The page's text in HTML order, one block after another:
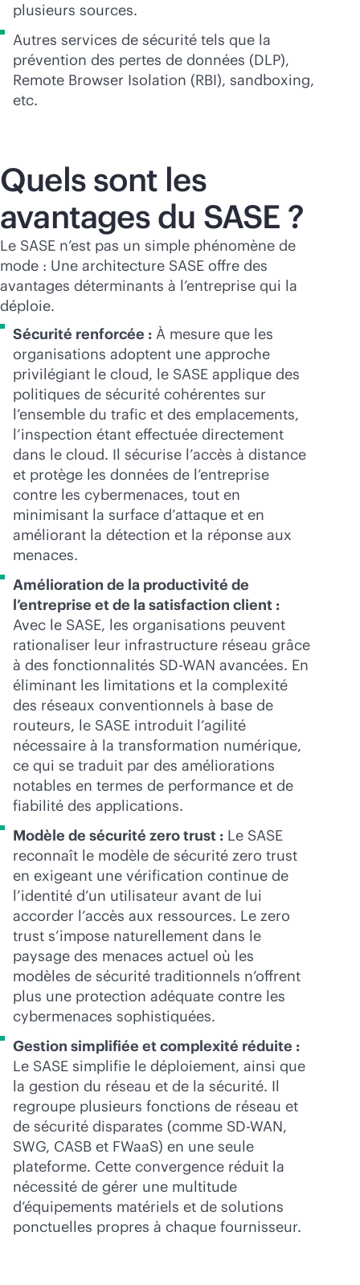
plusieurs sources.
Autres services de sécurité tels que la
prévention des pertes de données (DLP),
Remote Browser Isolation (RBI), sandboxing,
etc.
Quels sont les
avantages du SASE ?
Le SASE n’est pas un simple phénomène de
mode : Une architecture SASE offre des
avantages déterminants à l’entreprise qui la
déploie.
Sécurité renforcée : À mesure que les
organisations adoptent une approche
privilégiant le cloud, le SASE applique des
politiques de sécurité cohérentes sur
l’ensemble du trafic et des emplacements,
l’inspection étant effectuée directement
dans le cloud. Il sécurise l’accès à distance
et protège les données de l’entreprise
contre les cybermenaces, tout en
minimisant la surface d’attaque et en
améliorant la détection et la réponse aux
menaces.
Amélioration de la productivité de
l’entreprise et de la satisfaction client :
Avec le SASE, les organisations peuvent
rationaliser leur infrastructure réseau grâce
à des fonctionnalités SD-WAN avancées. En
éliminant les limitations et la complexité
des réseaux conventionnels à base de
routeurs, le SASE introduit l’agilité
nécessaire à la transformation numérique,
ce qui se traduit par des améliorations
notables en termes de performance et de
fiabilité des applications.
Modèle de sécurité zero trust : Le SASE
reconnaît le modèle de sécurité zero trust
en exigeant une vérification continue de
l’identité d’un utilisateur avant de lui
accorder l’accès aux ressources. Le zero
trust s’impose naturellement dans le
paysage des menaces actuel où les
modèles de sécurité traditionnels n’offrent
plus une protection adéquate contre les
cybermenaces sophistiquées.
Gestion simplifiée et complexité réduite :
Le SASE simplifie le déploiement, ainsi que
la gestion du réseau et de la sécurité. Il
regroupe plusieurs fonctions de réseau et
de sécurité disparates (comme SD-WAN,
SWG, CASB et FWaaS) en une seule
plateforme. Cette convergence réduit la
nécessité de gérer une multitude
d’équipements matériels et de solutions
ponctuelles propres à chaque fournisseur.